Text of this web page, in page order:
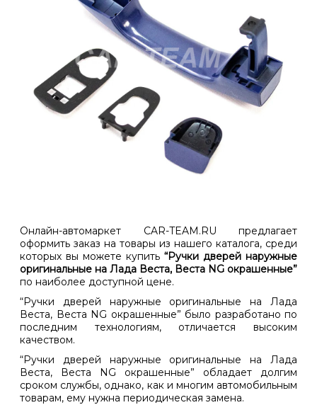
Онлайн-автомаркет CAR-TEAM.RU предлагает
оформить заказ на товары из нашего каталога, среди
которых вы можете купить “Ручки дверей наружные
оригинальные на Лада Веста, Веста NG окрашенные”
по наиболее доступной цене.
“Ручки дверей наружные оригинальные на Лада
Веста, Веста NG окрашенные” было разработано по
последним технологиям, отличается высоким
качеством.
“Ручки дверей наружные оригинальные на Лада
Веста, Веста NG окрашенные” обладает долгим
сроком службы, однако, как и многим автомобильным
товарам, ему нужна периодическая замена.